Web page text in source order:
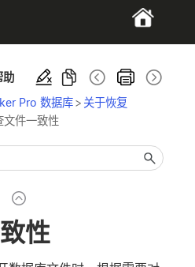
Pro 数据库> 关于恢复
文件一致性
性